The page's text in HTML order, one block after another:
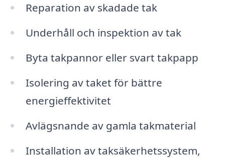
Reparation av skadade tak
Underhåll och inspektion av tak
Byta takpannor eller svart takpapp
Isolering av taket för bättre
energieffektivitet
Avlägsnande av gamla takmaterial
Installation av taksäkerhetssystem,